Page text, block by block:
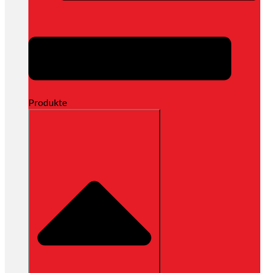
Produkte